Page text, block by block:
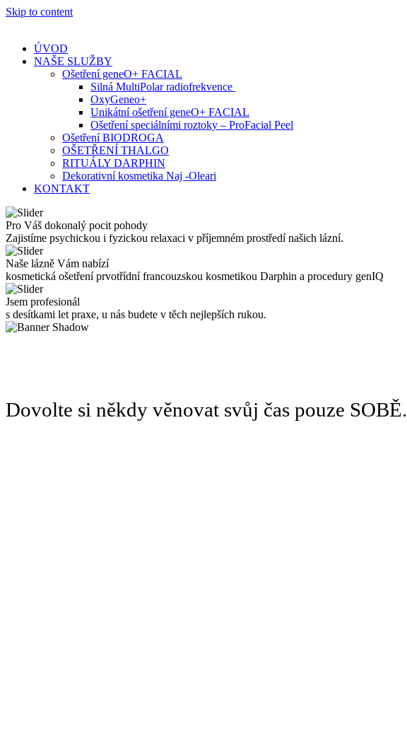
Skip to content
ÚVOD
NAŠE SLUŽBY
Ošetření geneO+ FACIAL
Silná MultiPolar radiofrekvence
OxyGeneo+
Unikátní ošetření geneO+ FACIAL
Ošetření speciálními roztoky – ProFacial Peel
Ošetření BIODROGA
OŠETŘENÍ THALGO
RITUÁLY DARPHIN
Dekorativní kosmetika Naj -Oleari
KONTAKT
Pro Váš dokonalý pocit pohody
Zajistíme psychickou i fyzickou relaxaci v příjemném prostředí našich lázní.
Naše lázně Vám nabízí
kosmetická ošetření prvotřídní francouzskou kosmetikou Darphin a procedury genIQ
Jsem profesionál
s desítkami let praxe, u nás budete v těch nejlepších rukou.
Dovolte si někdy věnovat svůj čas pouze SOBĚ.